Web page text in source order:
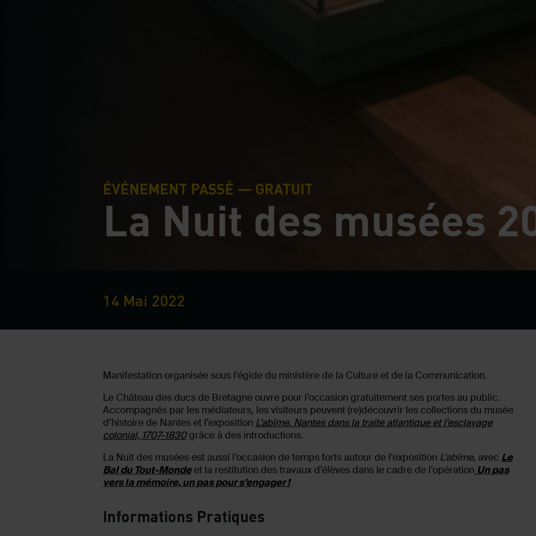
ÉVÉNEMENT PASSÉ — GRATUIT
La Nuit des musées
14 Mai 2022
Manifestation organisée sous l’égide du ministère de la Culture et de la Communication.
Le Château des ducs de Bretagne ouvre pour l’occasion gratuitement ses portes au public.
Accompagnés par les médiateurs, les visiteurs peuvent (re)découvrir les collections du musée
d’histoire de Nantes et l’exposition L’abîme. Nantes dans la traite atlantique et l’esclavage
colonial, 1707-1830grâce à des introductions.
La Nuit des musées est aussi l’occasion de temps forts autour de l’exposition L’abîme, avec Le
Bal du Tout-Mondeet la restitution des travaux d’élèves dans le cadre de l’opération Un pas
vers la mémoire, un pas pour s’engager !
Informations Pratiques